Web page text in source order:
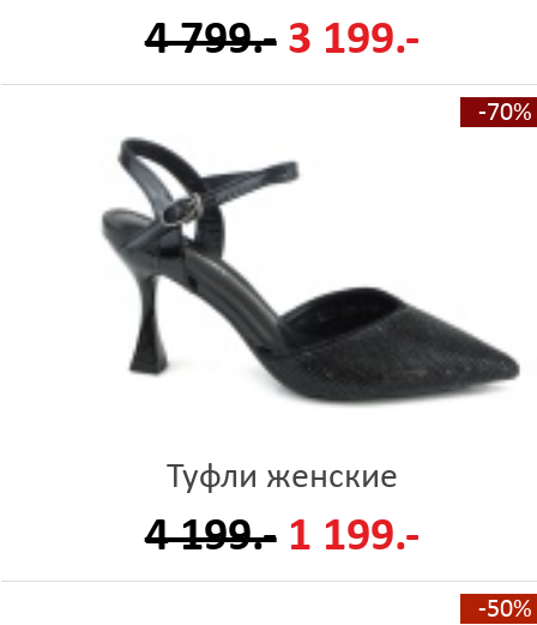
4 799.- 3 199.-
-70%
Туфли женские
4 199.- 1 199.-
-50%